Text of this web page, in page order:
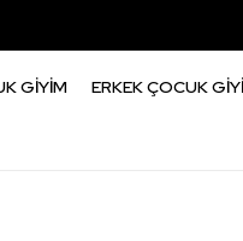
GİYİM ERKEK ÇOCUK